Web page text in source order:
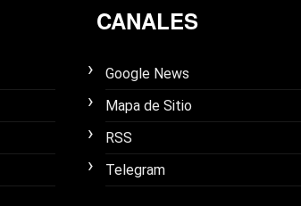
CANALES
Google News
Mapa de Sitio
RSS
Telegram